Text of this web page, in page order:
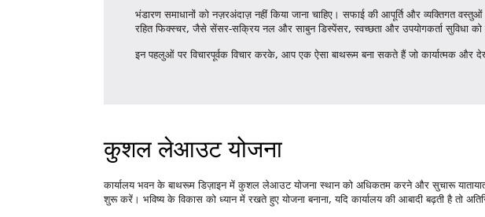
भंडारण समाधानों को नज़रअंदाज़ नहीं किया जाना चाहिए। सफाई की आपूर्ति और व्यक्तिगत
रहित फिक्स्चर, जैसे सेंसर-सक्रिय नल और साबुन डिस्पेंसर, स्वच्छता और उपयोगकर्ता सुविधा
इन पहलुओं पर विचारपूर्वक विचार करके, आप एक ऐसा बाथरूम बना सकते हैं जो कार्यात्मक
कुशल लेआउट योजना
कार्यालय भवन के बाथरूम डिज़ाइन में कुशल लेआउट योजना स्थान को अधिकतम करने और सुचारू
शुरू करें। भविष्य के विकास को ध्यान में रखते हुए योजना बनाना, यदि कार्यालय की आबादी बढ़ती है तो